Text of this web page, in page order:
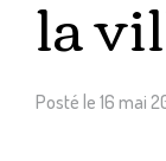
la
Posté le 16 mai